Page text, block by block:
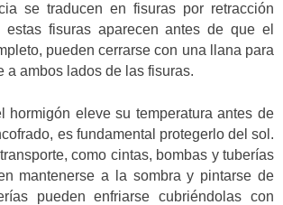
se traducen en fisuras por retracción
estas fisuras aparecen antes de que el
pueden cerrarse con una llana para
a ambos lados de las fisuras.
hormigón eleve su temperatura antes de
es fundamental protegerlo del sol.
como cintas, bombas y tuberías
mantenerse a la sombra y pintarse de
pueden enfriarse cubriéndolas con